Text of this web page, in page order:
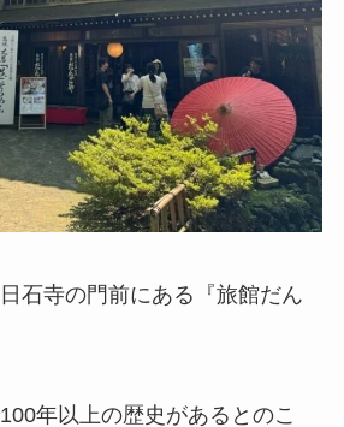
石寺の門前にある『旅館だん
年以上の歴史があるとのこ